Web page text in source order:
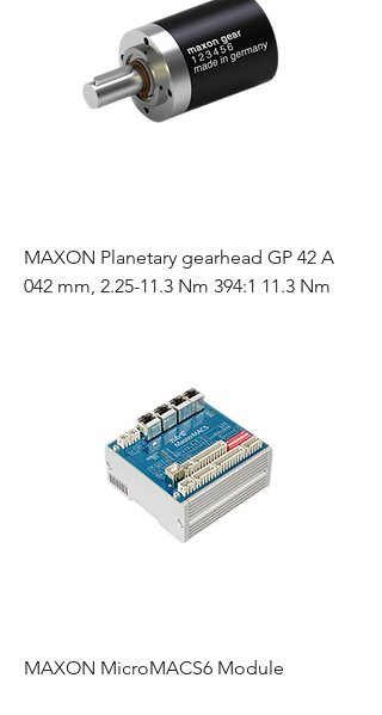
MAXON Planetary gearhead GP 42 A
042 mm, 2.25-11.3 Nm 394:1 11.3 Nm
MAXON MicroMACS6 Module